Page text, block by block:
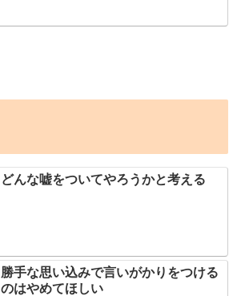
どんな嘘をついてやろうかと考える
勝手な思い込みで言いがかりをつける
のはやめてほしい